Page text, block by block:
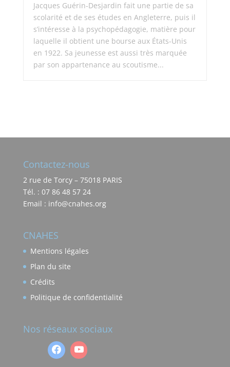
Jacques Guérin-Desjardin fait une partie de sa
scolarité et de ses études en Angleterre, puis il
s’intéresse à la psychopédagogie, matière pour
laquelle il obtient une bourse aux États-Unis
en 1922. Sa jeunesse est aussi très marquée
par son appartenance au scoutisme...
Contactez-nous
2 rue de Torcy – 75018 PARIS
Tél. : 07 86 48 57 24
Email : info@cnahes.org
CNAHES
Mentions légales
Plan du site
Crédits
Politique de confidentialité
Nos réseaux sociaux